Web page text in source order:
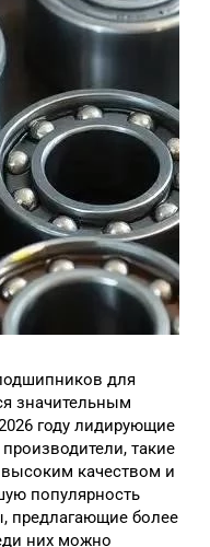
для
значительным
году лидирующие
такие
высоким качеством и
популярность
предлагающие более
них можно